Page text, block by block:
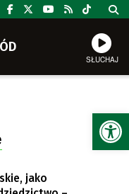
SŁUCHAJ
jako